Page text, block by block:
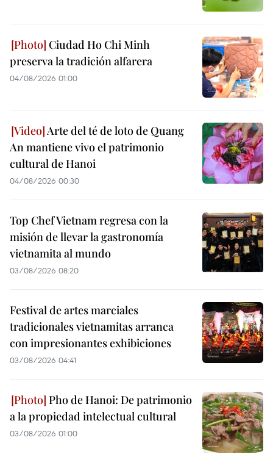
Ciudad Ho Chi Minh
preserva la tradición alfarera
04/08/2026 01:00
Arte del té de loto de Quang
An mantiene vivo el patrimonio
cultural de Hanoi
04/08/2026 00:30
Top Chef Vietnam regresa con la
misión de llevar la gastronomía
vietnamita al mundo
03/08/2026 08:20
Festival de artes marciales
tradicionales vietnamitas arranca
con impresionantes exhibiciones
03/08/2026 04:41
Pho de Hanoi: De patrimonio
a la propiedad intelectual cultural
03/08/2026 01:00